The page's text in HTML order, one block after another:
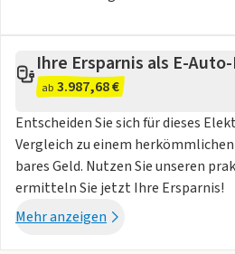
- Vordersitze elektrisch einstellbar
für Fahrersitz, Lenkrad und
abgeflacht mit Multifunktion und
- Vordersitze elektrisch einstellbar
für den Fahrersitz
- Innenspiegel automatisch
- Lenkradkranz Leder teilperforiert
Ihre Ersparnis als E-
ab 3.987,68 €
Entscheiden Sie sich für dieses
Vergleich zu einem
bares Geld. Nutzen Sie unseren
ermitteln Sie jetzt Ihre Ersparnis!
Mehr anzeigen